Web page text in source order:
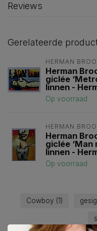
Reviews
Gerelateerde
HERMAN
Herman
giclée
linnen -
Op voorraad
HERMAN
Herman
giclée ‘Man
linnen -
Op voorraad
Cowboy (1)